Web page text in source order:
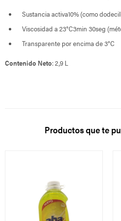
Sustancia activa10% (como
Viscosidad a 23°C3min 30seg
Transparente por encima de 3°C
Contenido Neto: 2,9 L
Productos que te